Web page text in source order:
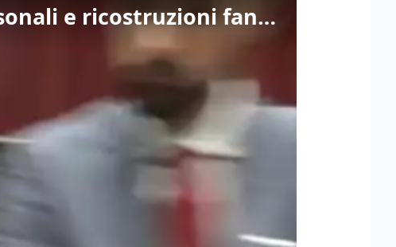
Decreto dignità, Castelli (M5s): "Da Boeri giudizi personali e ricostruzioni fantasiose"